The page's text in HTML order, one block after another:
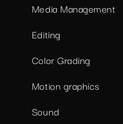
Media Management
Editing
Color Grading
Motion graphics
Sound